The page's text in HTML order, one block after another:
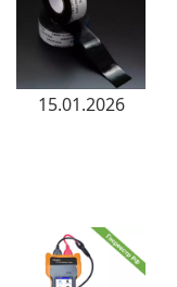
15.01.2026